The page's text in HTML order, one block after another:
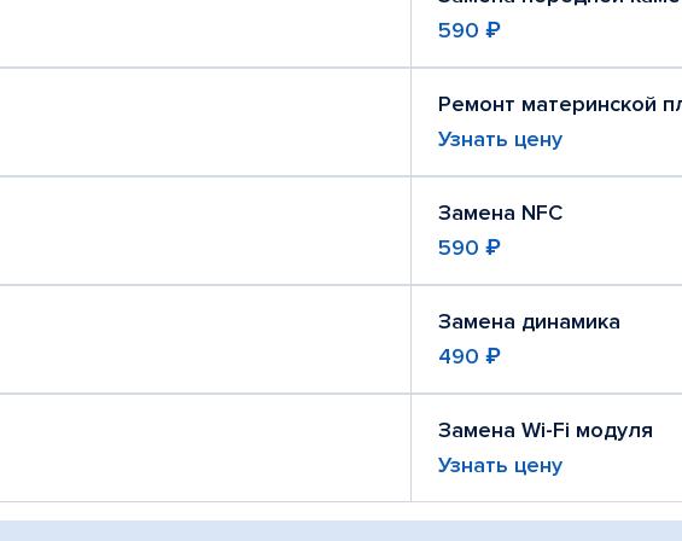
590 ₽
Ремонт материнской
Узнать цену
Замена NFC
590 ₽
Замена динамика
490 ₽
Замена Wi-Fi модуля
Узнать цену